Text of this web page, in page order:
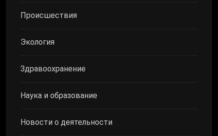
Происшествия
Экология
Здравоохранение
Наука и образование
Новости о деятельности